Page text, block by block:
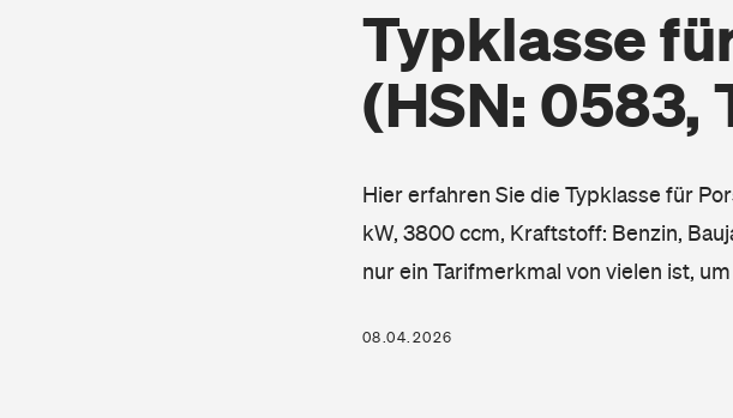
Typklasse
(HSN: 0583,
Hier erfahren Sie die Typklasse für
kW, 3800 ccm, Kraftstoff: Benzin,
nur ein Tarifmerkmal von vielen ist,
08.04.2026